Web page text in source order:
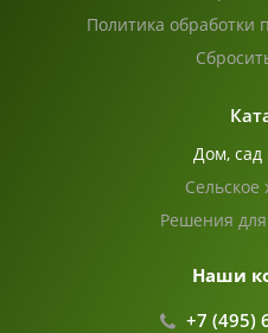
Политика обработки
Дом, сад
Сельское
Решения
Наши
+7 (495)